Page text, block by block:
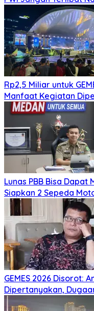
Rp2,5 Miliar untuk
Manfaat Kegiatan
Lunas PBB Bisa
Siapkan 2 Sepeda
GEMES 2026 Disorot:
Dipertanyakan,